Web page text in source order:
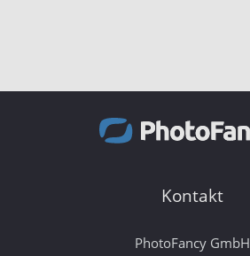
Kontakt
PhotoFancy GmbH